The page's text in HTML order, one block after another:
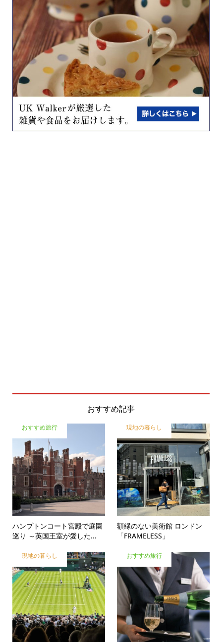
おすすめ記事
おすすめ旅行
ハンプトンコート宮殿で庭園
巡り ～英国王室が愛した...
現地の暮らし
額縁のない美術館 ロンドン
「FRAMELESS」
現地の暮らし おすすめ旅行